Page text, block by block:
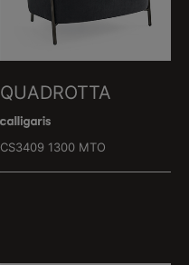
QUADROTTA
CS3409 1300 MTO